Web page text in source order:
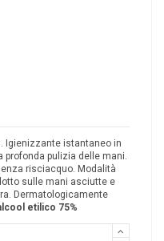
Igienizzante istantaneo in
profonda pulizia delle mani.
risciacquo. Modalità
sulle mani asciutte e
Dermatologicamente
etilico 75%